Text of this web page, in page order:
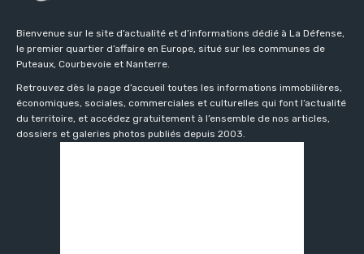
Bienvenue sur le site d’actualité et d’informations dédié à La Défense,
le premier quartier d’affaire en Europe, situé sur les communes de
Puteaux, Courbevoie et Nanterre.
Retrouvez dès la page d’accueil toutes les informations immobilières,
économiques, sociales, commerciales et culturelles qui font l’actualité
du territoire, et accédez gratuitement à l’ensemble de nos articles,
dossiers et galeries photos publiés depuis 2003.